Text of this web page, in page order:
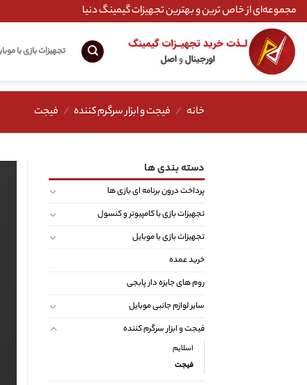
Skip
to
content
مجموعه‌ای از خاص ترین و بهترین تجهیزات گیمینگ دنیا
تجهیزات بازی با
خانه / فیجت و ابزار سرگرم کننده / فیجت
دسته بندی ها
پرداخت درون برنامه ای بازی ها
تجهیزات بازی با کامپیوتر و کنسول
تجهیزات بازی با موبایل
خرید عمده
روم های جایزه دار پابجی
سایر لوازم جانبی موبایل
فیجت و ابزار سرگرم کننده
اسلایم
فیجت